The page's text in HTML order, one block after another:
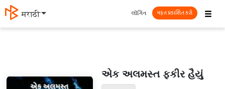
मराठी ☰
લૉગિન મફત પ્રકાશિત કરો
એક અલમસ્ત ફકીર હૈયું